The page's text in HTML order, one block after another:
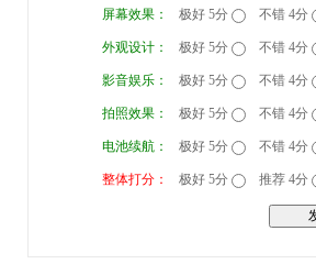
屏幕效果： 极好 5分 不错 4分
外观设计： 极好 5分 不错 4分
影音娱乐： 极好 5分 不错 4分
拍照效果： 极好 5分 不错 4分
电池续航： 极好 5分 不错 4分
整体打分： 极好 5分 推荐 4分